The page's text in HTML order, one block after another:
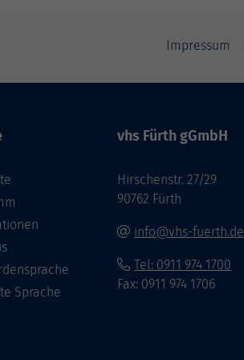
Impressum
Sprache
vhs Fürth gGmbH
Hirschenstr. 27/29
90762 Fürth
info@vhs-fuerth.de
Tel: 0911 974 1700
Fax: 0911 974 1706